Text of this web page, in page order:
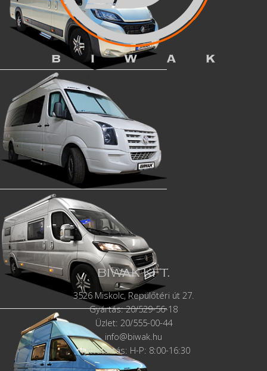
BIWAK KFT.
3526 Miskolc, Repülőtéri út 27.
Gyártás:20/529-56-18
Üzlet: 20/555-00-44
info@biwak.hu
Nyitvatartás: H-P: 8:00-16:30